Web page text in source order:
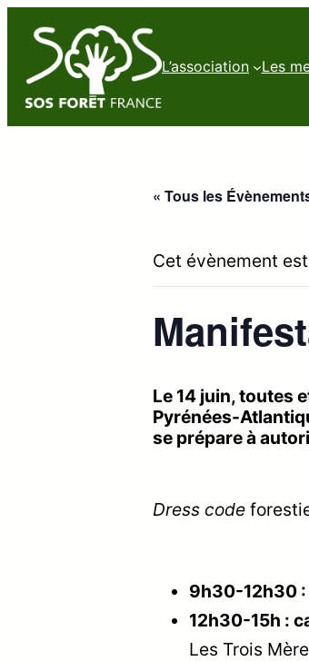
L’association Les
« Tous les
Cet évènement
Le 14 juin, toutes
Pyrénées-
se prépare à
Dress code
9h30-12h30
12h30-15h :
Les Trois